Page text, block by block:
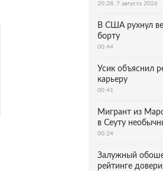
20:28, 7 августа 2026
В США рухнул
борту
00:44
Усик объяснил
карьеру
00:41
Мигрант из
в Сеуту
00:24
Залужный
рейтинге